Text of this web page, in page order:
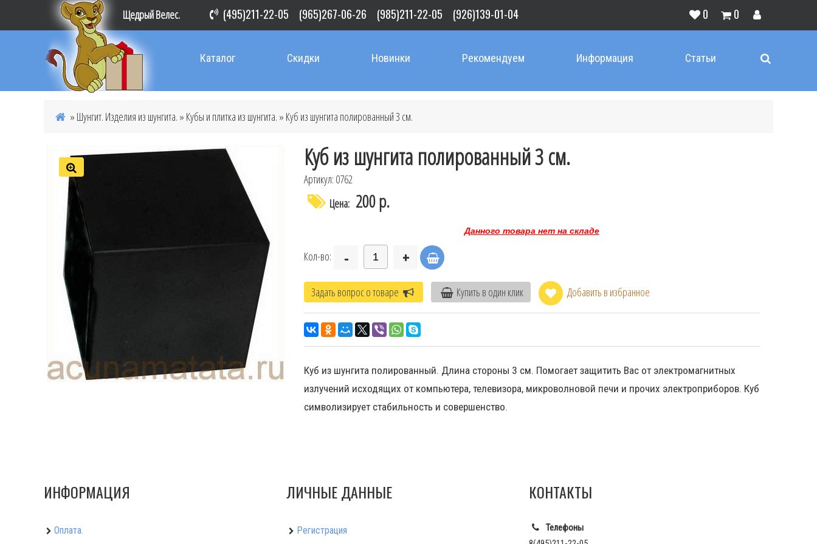
Щедрый Велес. (495)211-22-05 (965)267-06-26 (985)211-22-05 (926)139-01-04 0 0
Каталог Скидки Новинки Рекомендуем Информация Статьи
» Шунгит. Изделия из шунгита. » Кубы и плитка из шунгита. » Куб из шунгита полированный 3 см.
Куб из шунгита полированный 3 см.
Артикул: 0762
Цена: 200 р.
Данного товара нет на складе
Кол-во: - +
Задать вопрос о товаре Купить в один клик Добавить в избранное
Куб из шунгита полированный. Длина стороны 3 см. Помогает защитить Вас от электромагнитных
излучений исходящих от компьютера, телевизора, микроволновой печи и прочих электроприборов. Куб
символизирует стабильность и совершенство.
ИНФОРМАЦИЯ
Оплата.
ЛИЧНЫЕ ДАННЫЕ
Регистрация
КОНТАКТЫ
Телефоны